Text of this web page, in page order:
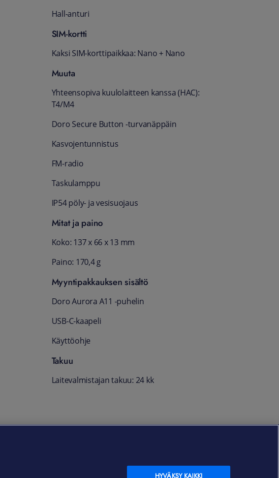
Hall-anturi
SIM-kortti
Kaksi SIM-korttipaikkaa: Nano + Nano
Muuta
Yhteensopiva kuulolaitteen kanssa (HAC):
T4/M4
Doro Secure Button -turvanäppäin
Kasvojentunnistus
FM-radio
Taskulamppu
IP54 pöly- ja vesisuojaus
Mitat ja paino
Koko: 137 x 66 x 13 mm
Paino: 170,4 g
Myyntipakkauksen sisältö
Doro Aurora A11 -puhelin
USB-C-kaapeli
Käyttöohje
Takuu
Laitevalmistajan takuu: 24 kk
HYVÄKSY KAIKKI